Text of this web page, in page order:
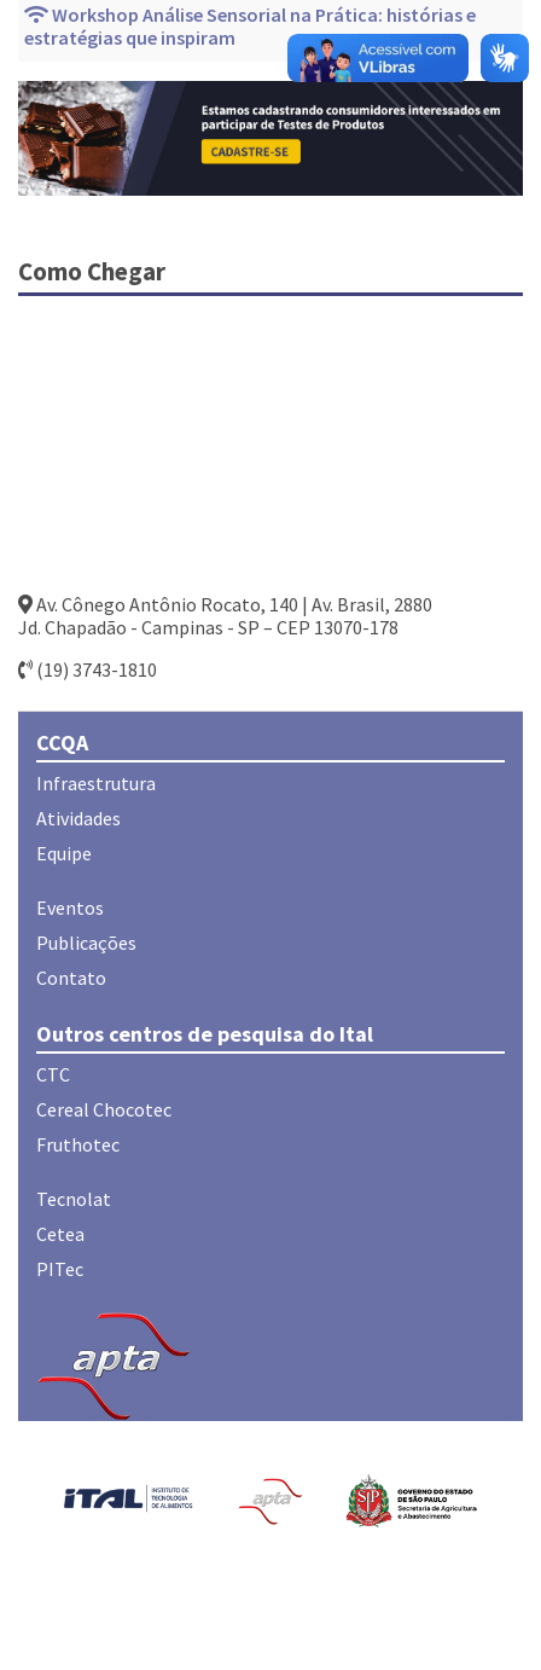
Workshop Análise Sensorial na Prática: histórias e
estratégias que inspiram
Como Chegar
Av. Cônego Antônio Rocato, 140 | Av. Brasil, 2880
Jd. Chapadão - Campinas - SP – CEP 13070-178
(19) 3743-1810
CCQA
Infraestrutura
Atividades
Equipe
Eventos
Publicações
Contato
Outros centros de pesquisa do Ital
CTC
Cereal Chocotec
Fruthotec
Tecnolat
Cetea
PITec